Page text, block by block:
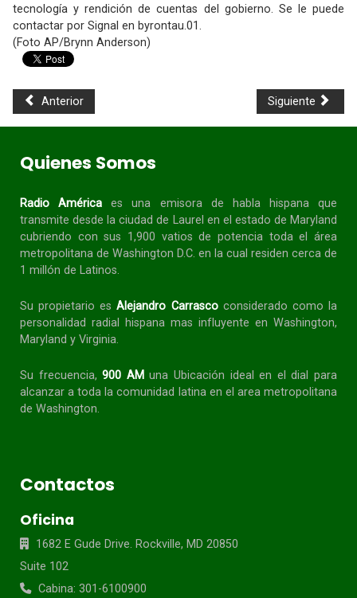
tecnología y rendición de cuentas del gobierno. Se le puede
contactar por Signal en byrontau.01.
(Foto AP/Brynn Anderson)
Anterior Siguiente
Quienes Somos
Radio América es una emisora de habla hispanaque
transmite desde la ciudad de Laurel en el estado de Maryland
cubriendo con sus 1,900 vatios de potencia toda el área
metropolitana de Washington D.C. en la cual residen cerca de
1 millón de Latinos.
Su propietario esAlejandro Carrascoconsiderado como la
personalidad radial
hispana mas influyente en Washington,
Maryland y Virginia.
Su frecuencia, 900 AM una Ubicación ideal en el dial para
alcanzar a toda lacomunidad latina en el area metropolitana
de Washington.
Contactos
Oficina
1682 E Gude Drive. Rockville, MD 20850
Suite 102
Cabina: 301-6100900